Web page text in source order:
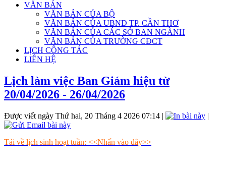
VĂN BẢN
VĂN BẢN CỦA BỘ
VĂN BẢN CỦA UBND TP. CẦN THƠ
VĂN BẢN CỦA CÁC SỞ BAN NGÀNH
VĂN BẢN CỦA TRƯỜNG CĐCT
LỊCH CÔNG TÁC
LIÊN HỆ
Lịch làm việc Ban Giám hiệu từ
20/04/2026 - 26/04/2026
Được viết ngày Thứ hai, 20 Tháng 4 2026 07:14 | |
Tải về lịch sinh hoạt tuần: <<Nhấn vào đây>>